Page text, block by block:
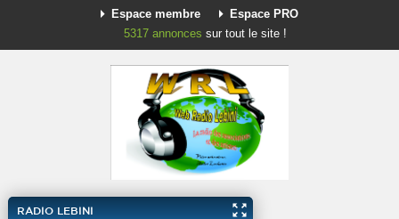
Espace membre
Espace PRO
5317 annonces sur tout le site !